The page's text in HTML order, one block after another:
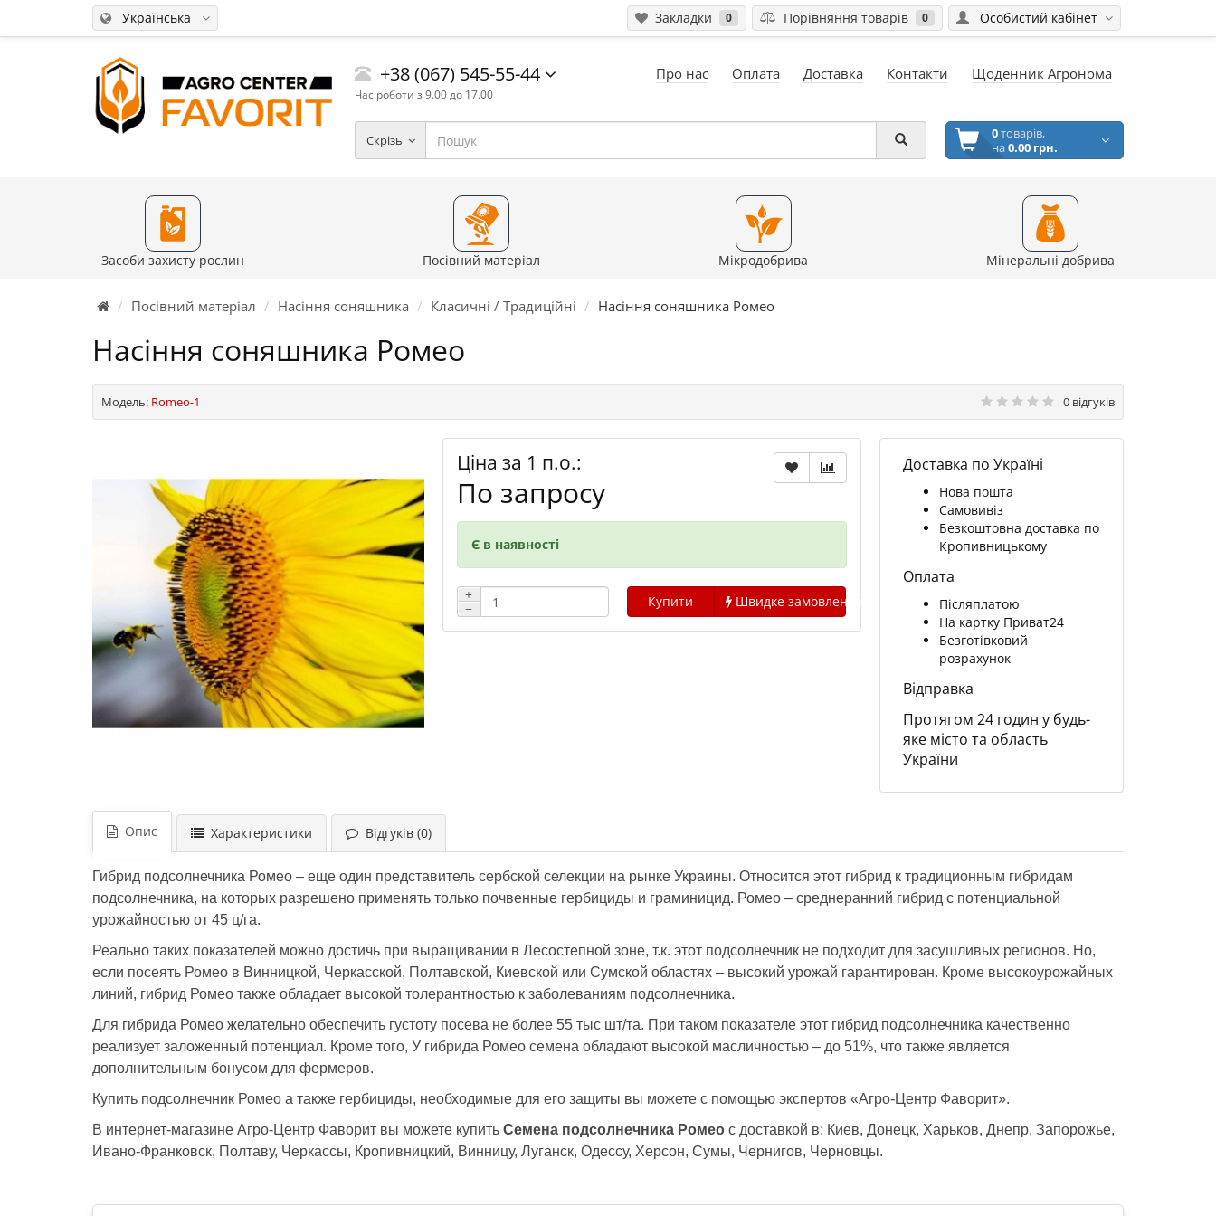
Українська Особистий кабінет
Закладки 0 Порівняння товарів 0
+38 (067) 545-55-44
Час роботи з 9.00 до 17.00
Про нас Оплата Доставка Контакти Щоденник Агронома
Скрізь 0товарів,
на0.00 грн.
Засоби захисту рослин Посівний матеріал Мікродобрива Мінеральні добрива
Посівний матеріал Насіння соняшника Класичні / Традиційні Насіння соняшника Ромео
Насіння соняшника Ромео
Модель: Romeo-1 0 відгуків
Ціна за 1 п.о.:
По запросу
Є в наявності
+
−
Купити Швидке замовлення
Доставка по Україні
Нова пошта
Самовивіз
Безкоштовна доставка по
Кропивницькому
Оплата
Післяплатою
На картку Приват24
Безготівковий
розрахунок
Відправка
Протягом 24 годин у будь-
яке місто та область
України
Опис Характеристики Відгуків (0)
Гибрид подсолнечника Ромео – еще один представитель сербской селекции на рынке Украины. Относится этот гибрид к традиционным гибридам
подсолнечника, на которых разрешено применять только почвенные гербициды и граминицид. Ромео – среднеранний гибрид с потенциальной
урожайностью от 45 ц/га.
Реально таких показателей можно достичь при выращивании в Лесостепной зоне, т.к. этот подсолнечник не подходит для засушливых регионов. Но,
если посеять Ромео в Винницкой, Черкасской, Полтавской, Киевской или Сумской областях – высокий урожай гарантирован. Кроме высокоурожайных
линий, гибрид Ромео также обладает высокой толерантностью к заболеваниям подсолнечника.
Для гибрида Ромео желательно обеспечить густоту посева не более 55 тыс шт/та. При таком показателе этот гибрид подсолнечника качественно
реализует заложенный потенциал. Кроме того, У гибрида Ромео семена обладают высокой масличностью – до 51%, что также является
дополнительным бонусом для фермеров.
Купить подсолнечник Ромео а также гербициды, необходимые для его защиты вы можете с помощью экспертов «Агро-Центр Фаворит».
В интернет-магазине Агро-Центр Фаворит вы можете купить Семена подсолнечника Ромео с доставкой в: Киев, Донецк, Харьков, Днепр, Запорожье,
Ивано-Франковск, Полтаву, Черкассы, Кропивницкий, Винницу, Луганск, Одессу, Херсон, Сумы, Чернигов, Черновцы.